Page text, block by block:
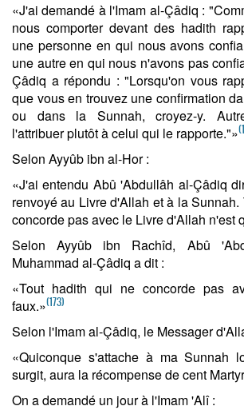
«J'ai demandé à l'Imam al-Çâdiq :
nous comporter devant des hadith
une personne en qui nous avons
une autre en qui nous n'avons pas
Çâdiq a répondu : "Lorsqu'on vous
que vous en trouvez une confirmation
ou dans la Sunnah, croyez-y.
l'attribuer plutôt à celui qui le rapporte."»
Selon Ayyûb ibn al-Hor :
«J'ai entendu Abû 'Abdullâh al-Çâdiq
renvoyé au Livre d'Allah et à la
concorde pas avec le Livre d'Allah n'est
Selon Ayyûb ibn Rachîd, Abû
Muhammad al-Çâdiq a dit :
«Tout hadith qui ne concorde pas
faux.»(173)
Selon l'Imam al-Çâdiq, le Messager
«Quiconque s'attache à ma Sunnah
surgit, aura la récompense de cent
On a demandé un jour à l'Imam 'Alî :